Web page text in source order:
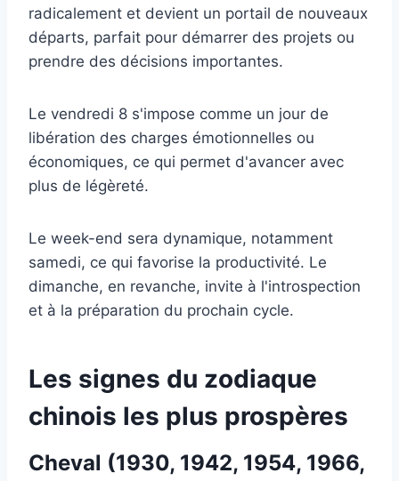
radicalement et devient un portail de nouveaux
départs, parfait pour démarrer des projets ou
prendre des décisions importantes.
Le vendredi 8 s'impose comme un jour de
libération des charges émotionnelles ou
économiques, ce qui permet d'avancer avec
plus de légèreté.
Le week-end sera dynamique, notamment
samedi, ce qui favorise la productivité. Le
dimanche, en revanche, invite à l'introspection
et à la préparation du prochain cycle.
Les signes du zodiaque
chinois les plus prospères
Cheval (1930, 1942, 1954, 1966,